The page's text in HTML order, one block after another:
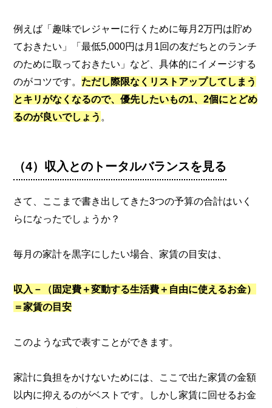
例えば「趣味でレジャーに行くために毎月2万円は貯め
ておきたい」「最低5,000円は月1回の友だちとのランチ
のために取っておきたい」など、具体的にイメージする
のがコツです。 ただし際限なくリストアップしてしまう
とキリがなくなるので、優先したいもの1、2個にとどめ
るのが良いでしょう 。
（4）収入とのトータルバランスを見る
さて、ここまで書き出してきた3つの予算の合計はいく
らになったでしょうか？
毎月の家計を黒字にしたい場合、家賃の目安は、
収入－（固定費＋変動する生活費＋自由に使えるお金）
＝家賃の目安
このような式で表すことができます。
家計に負担をかけないためには、ここで出た家賃の金額
以内に抑えるのがベストです。しかし家賃に回せるお金